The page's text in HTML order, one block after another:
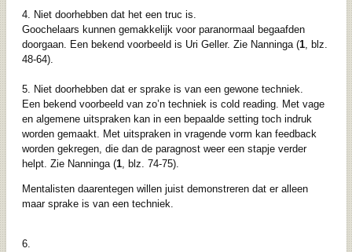
4. Niet doorhebben dat het een truc is.
Goochelaars kunnen gemakkelijk voor paranormaal begaafden
doorgaan. Een bekend voorbeeld is Uri Geller. Zie Nanninga (1, blz.
48-64).
5. Niet doorhebben dat er sprake is van een gewone techniek.
Een bekend voorbeeld van zo’n techniek is cold reading. Met vage
en algemene uitspraken kan in een bepaalde setting toch indruk
worden gemaakt. Met uitspraken in vragende vorm kan feedback
worden gekregen, die dan de paragnost weer een stapje verder
helpt. Zie Nanninga (1, blz. 74-75).
Mentalisten daarentegen willen juist demonstreren dat er alleen
maar sprake is van een techniek.
6.